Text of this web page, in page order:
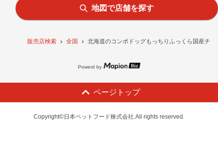
販売店検索 全国 北海道のコンボドッグもっちりふっくら国産チ
地図で店舗を探す
Powerd by
ページトップ
Copyright©日本ペットフード株式会社.All rights reserved.